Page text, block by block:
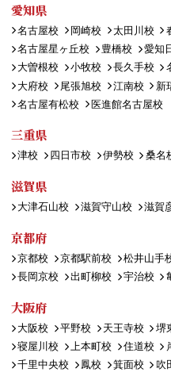
愛知県
名古屋校 岡崎校 太田川校
名古屋星ヶ丘校
豊橋校 愛知
大曽根校
小牧校 長久手校
大府校
尾張旭校 江南校 新
名古屋有松校
医進館名古屋校
三重県
津校 四日市校 伊勢校 桑名
滋賀県
大津石山校 滋賀守山校 滋賀
京都府
京都校 京都駅前校 松井山手
長岡京校
出町柳校 宇治校
大阪府
大阪校 平野校 天王寺校 堺
寝屋川校
上本町校 住道校
千里中央校
鳳校 箕面校 吹